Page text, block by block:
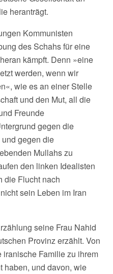
heranträgt.
Kommunisten
des Schahs für eine
kämpft. Denn »eine
werden, wenn wir
wie es an einer Stelle
und den Mut, all die
Freunde
gegen die
gegen die
Mullahs zu
den linken Idealisten
die Flucht nach
sein Leben im Iran
seine Frau Nahid
Provinz erzählt. Von
Familie zu ihrem
haben, und davon, wie